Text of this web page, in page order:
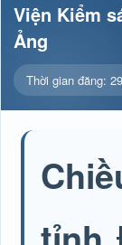
Viện Kiểm
Ảng
Thời gian đăng: